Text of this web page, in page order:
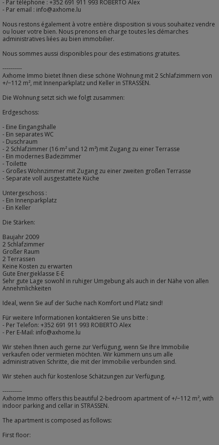
- Par téléphone : +352 691 911 993 ROBERTO Alex
- Par email : info@axhome.lu
Nous restons également à votre entière disposition si vous souhaitez vendre
ou louer votre bien. Nous prenons en charge toutes les démarches
administratives liées au bien immobilier.
Nous sommes aussi disponibles pour des estimations gratuites.
----------
Axhome Immo bietet Ihnen diese schöne Wohnung mit 2 Schlafzimmern von
+/−112 m², mit Innenparkplatz und Keller in STRASSEN.
Die Wohnung setzt sich wie folgt zusammen:
Erdgeschoss:
- Eine Eingangshalle
- Ein separates WC
- Duschraum
- 2 Schlafzimmer (16 m² und 12 m²) mit Zugang zu einer Terrasse
- Ein modernes Badezimmer
- Toilette
- Großes Wohnzimmer mit Zugang zu einer zweiten großen Terrasse
- Separate voll ausgestattete Küche
Untergeschoss :
- Ein Innenparkplatz
- Ein Keller
Die Stärken:
Baujahr 2009
2 Schlafzimmer
Großer Raum
2 Terrassen
Keine Kosten zu erwarten
Gute Energieklasse E-E
Sehr gute Lage sowohl in ruhiger Umgebung als auch in der Nähe von allen
Annehmlichkeiten
Ideal, wenn Sie auf der Suche nach Komfort und Platz sind!
Für weitere Informationen kontaktieren Sie uns bitte :
- Per Telefon: +352 691 911 993 ROBERTO Alex
- Per E-Mail: info@axhome.lu
Wir stehen Ihnen auch gerne zur Verfügung, wenn Sie Ihre Immobilie
verkaufen oder vermieten möchten. Wir kümmern uns um alle
administrativen Schritte, die mit der Immobilie verbunden sind.
Wir stehen auch für kostenlose Schätzungen zur Verfügung.
----------
Axhome Immo offers this beautiful 2-bedroom apartment of +/−112 m², with
indoor parking and cellar in STRASSEN.
The apartment is composed as follows:
First floor: